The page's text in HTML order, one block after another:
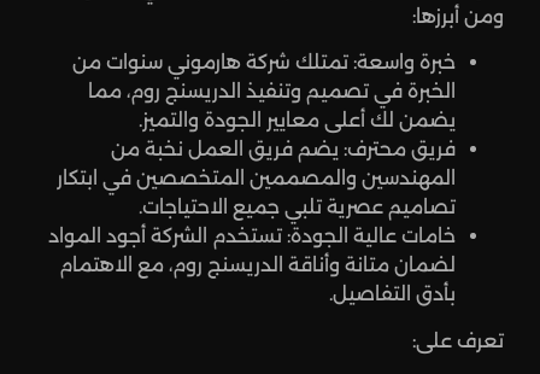
ومن أبرزها:
خبرة واسعة: تمتلك شركة هارموني سنوات من
الخبرة في تصميم وتنفيذ الدريسنج روم، مما
يضمن لك أعلى معايير الجودة والتميز.
فريق محترف: يضم فريق العمل نخبة من
المهندسين والمصممين المتخصصين في ابتكار
تصاميم عصرية تلبي جميع الاحتياجات.
خامات عالية الجودة: تستخدم الشركة أجود المواد
لضمان متانة وأناقة الدريسنج روم، مع الاهتمام
بأدق التفاصيل.
تعرف على: